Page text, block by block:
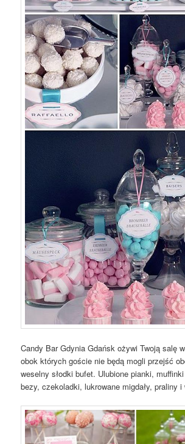
Candy Bar Gdynia Gdańsk ożywi Twoją salę
obok których goście nie będą mogli przejść
weselny słodki bufet. Ulubione pianki,
bezy, czekoladki, lukrowane migdały, praliny